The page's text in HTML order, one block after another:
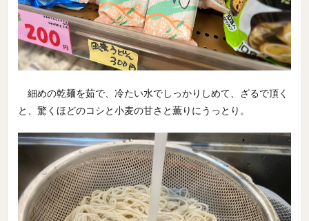
細めの乾麺を茹で、冷たい水でしっかりしめて、ざるで頂く
と、驚くほどのコシと小麦の甘さと薫りにうっとり。